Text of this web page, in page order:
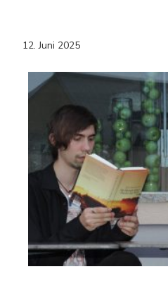
12. Juni 2025